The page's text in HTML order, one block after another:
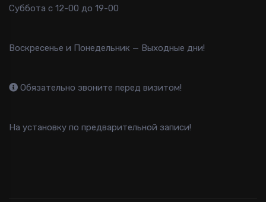
Суббота с 12-00 до 19-00
Воскресенье и Понедельник — Выходные дни!
Обязательно звоните перед визитом!
На установку по предварительной записи!